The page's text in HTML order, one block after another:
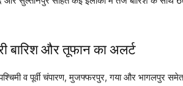
बारिश और तूफान का अलर्ट
व पूर्वी चंपारण, मुजफ्फरपुर, गया और भागलपुर